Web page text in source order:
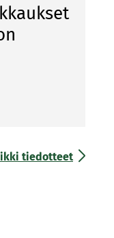
tiedotteet